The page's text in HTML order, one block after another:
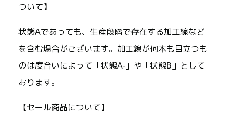
ついて】
状態Aであっても、生産段階で存在する加工線など
を含む場合がございます。加工線が何本も目立つも
のは度合いによって「状態A-」や「状態B」として
おります。
【セール商品について】